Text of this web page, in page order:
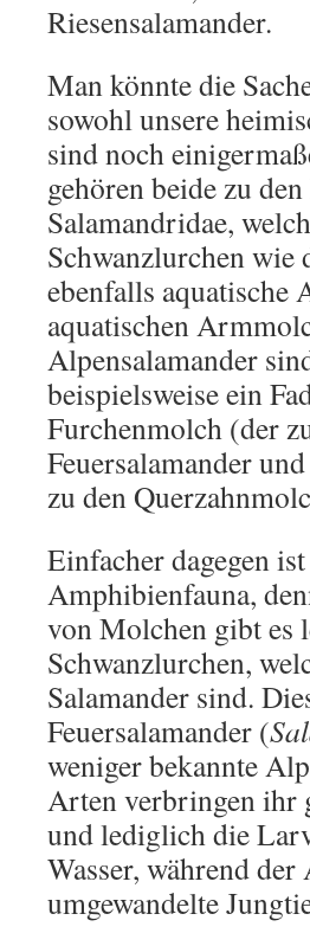
Riesensalamander.
Man könnte die
sowohl unsere
sind noch
gehören beide zu
Salamandridae,
Schwanzlurchen wie
ebenfalls aquatische
aquatischen
Alpensalamander
beispielsweise ein
Furchenmolch (der
Feuersalamander
zu den
Einfacher dagegen
Amphibienfauna,
von Molchen gibt es
Schwanzlurchen,
Salamander sind.
Feuersalamander (
weniger bekannte
Arten verbringen ihr
und lediglich die
Wasser, während
umgewandelte